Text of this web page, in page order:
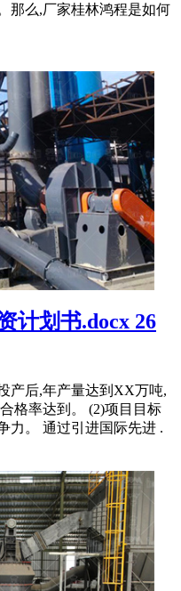
那么,厂家桂林鸿程是如何
计划书.docx 26
产后,年产量达到XX万吨,
格率达到。 (2)项目目标
力。 通过引进国际先进 .